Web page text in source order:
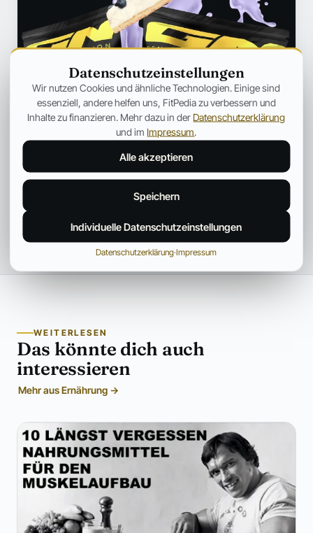
WEITERLESEN
Das könnte dich auch
interessieren
Mehr aus Ernährung →
Datenschutzeinstellungen
Wir nutzen Cookies und ähnliche Technologien. Einige sind
essenziell, andere helfen uns, FitPedia zu verbessern und
Inhalte zu finanzieren. Mehr dazu in der Datenschutzerklärung
und im Impressum.
Alle akzeptieren
Speichern
Individuelle Datenschutzeinstellungen
Datenschutzerklärung·Impressum